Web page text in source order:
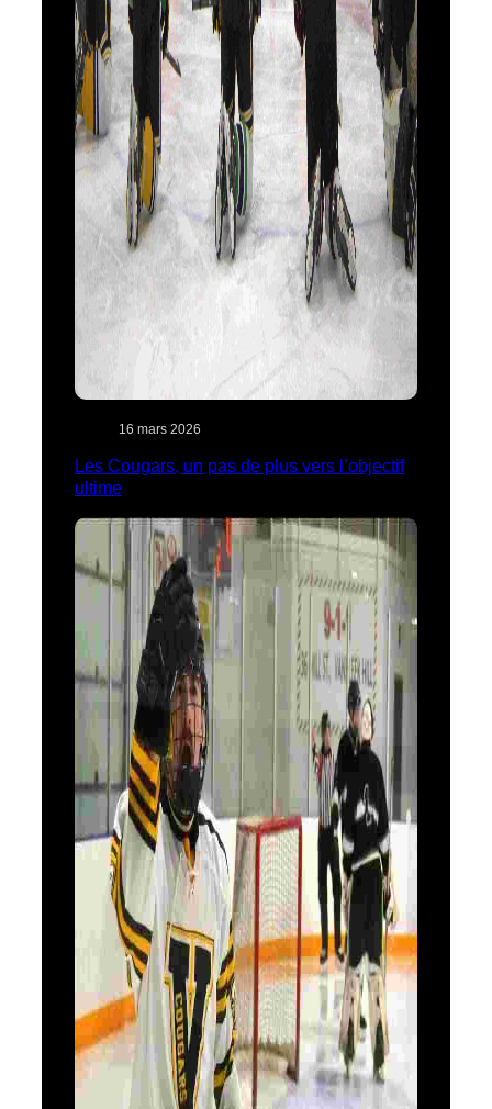
16 mars 2026
Les Cougars, un pas de plus vers l’objectif
ultime